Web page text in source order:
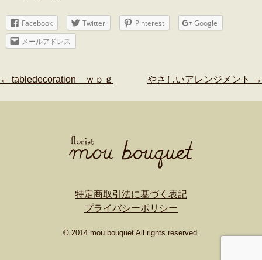
Facebook Twitter Pinterest
Google
メールアドレス
Post
← tabledecoration ｗｐｇ やさしいアレンジメント →
特定商取引法に基づく表記
プライバシーポリシー
© 2014 mou bouquet All rights reserved.